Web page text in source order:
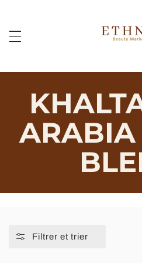
ARABIA
Filtrer et trier